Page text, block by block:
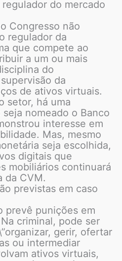
do mercado
Congresso não
regulador da
que compete ao
a um ou mais
do
da
de ativos virtuais.
setor, há uma
nomeado o Banco
interesse em
Mas, mesmo
seja escolhida,
digitais que
mobiliários continuará
da CVM.
previstas em caso
prevê punições em
criminal, pode ser
gerir, ofertar
ou intermediar
ativos virtuais,